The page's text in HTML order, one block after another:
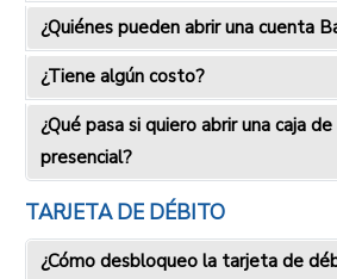
¿Quiénes pueden abrir una cuenta
¿Tiene algún costo?
¿Qué pasa si quiero abrir una caja
presencial?
TARJETA DE DÉBITO
¿Cómo desbloqueo la tarjeta de